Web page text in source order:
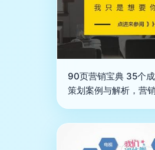
90页营销宝典 35个
策划案例与解析，营